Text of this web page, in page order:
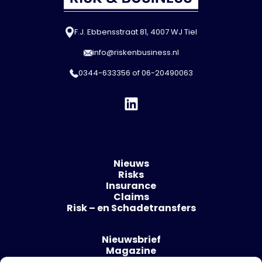
F.J. Ebbensstraat 81, 4007 WJ Tiel
info@riskenbusiness.nl
0344-633356 of06-20490063
Nieuws
Risks
Insurance
Claims
Risk – en Schadetransfers
Nieuwsbrief
Magazine